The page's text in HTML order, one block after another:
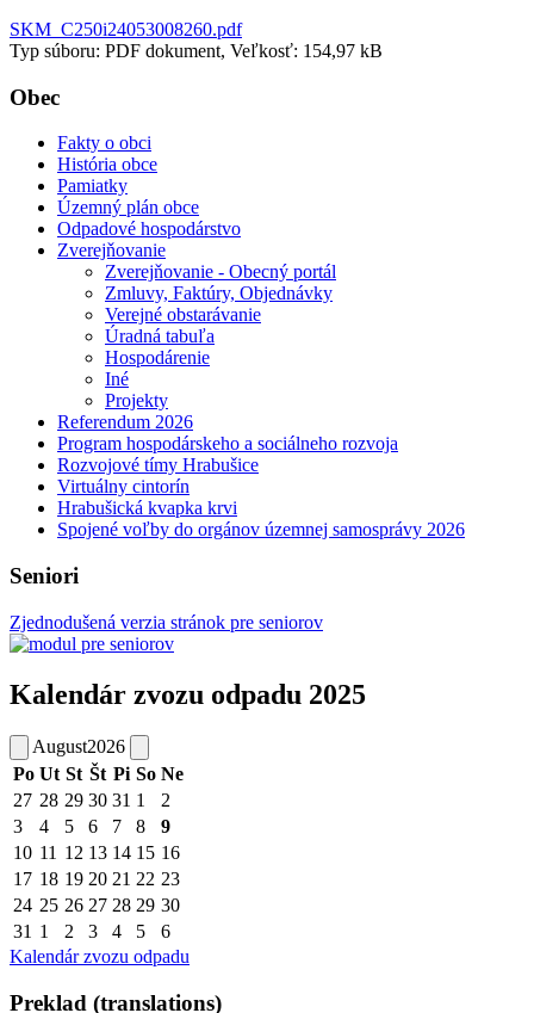
SKM_C250i24053008260.pdf
Typ súboru: PDF dokument, Veľkosť: 154,97 kB
Obec
Fakty o obci
História obce
Pamiatky
Územný plán obce
Odpadové hospodárstvo
Zverejňovanie
Zverejňovanie - Obecný portál
Zmluvy, Faktúry, Objednávky
Verejné obstarávanie
Úradná tabuľa
Hospodárenie
Iné
Projekty
Referendum 2026
Program hospodárskeho a sociálneho rozvoja
Rozvojové tímy Hrabušice
Virtuálny cintorín
Hrabušická kvapka krvi
Spojené voľby do orgánov územnej samosprávy 2026
Seniori
Zjednodušená verzia stránok pre seniorov
Kalendár zvozu odpadu 2025
August2026
Po Ut St Št Pi So Ne
27 28 29 30 31 1
2
3
4 5 6 7 8
9
10 11 12 13 14 15 16
17 18 19 20 21 22 23
24 25 26 27 28 29 30
31 1 2 3 4 5
6
Kalendár zvozu odpadu
Preklad (translations)